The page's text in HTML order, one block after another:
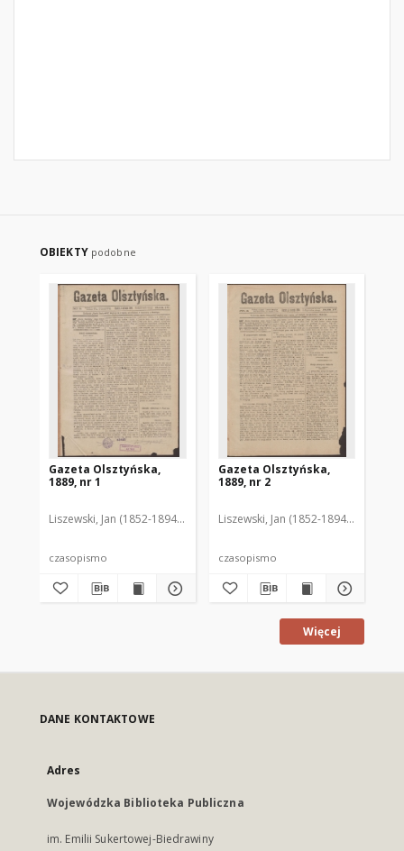
OBIEKTY podobne
Gazeta Olsztyńska,
1889, nr 1
Liszewski, Jan (1852-1894). Red.
czasopismo
Gazeta Olsztyńska,
1889, nr 2
Liszewski, Jan (1852-1894). Red.
czasopismo
Więcej
DANE KONTAKTOWE
Adres
Wojewódzka Biblioteka Publiczna
im. Emilii Sukertowej-Biedrawiny